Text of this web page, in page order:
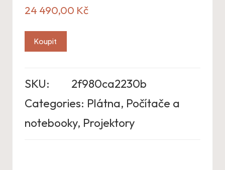
24 490,00 Kč
Koupit
SKU:
2f980ca2230b
Categories: Plátna, Počítače a
notebooky, Projektory